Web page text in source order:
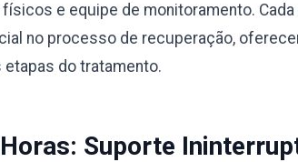
e equipe de monitoramento.
no processo de recuperação,
do tratamento.
Suporte